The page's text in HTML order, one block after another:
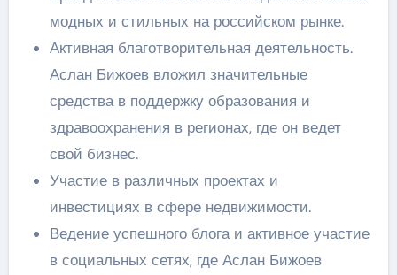
модных и стильных на российском рынке.
Активная благотворительная деятельность.
Аслан Бижоев вложил значительные
средства в поддержку образования и
здравоохранения в регионах, где он ведет
свой бизнес.
Участие в различных проектах и
инвестициях в сфере недвижимости.
Ведение успешного блога и активное участие
в социальных сетях, где Аслан Бижоев